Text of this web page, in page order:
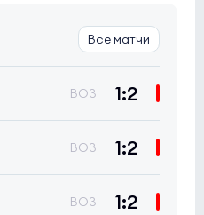
Все матчи
BO3 1:2
BO3 1:2
BO3 1:2